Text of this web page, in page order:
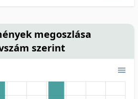
megoszlása
szerint